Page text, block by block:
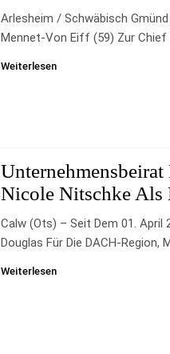
Arlesheim / Schwäbisch
Mennet-Von Eiff (59) Zur Chief
Weiterlesen
Nicole Nitschke Als
Calw (ots) – Seit Dem 01. April
Douglas Für Die DACH-Region,
Weiterlesen